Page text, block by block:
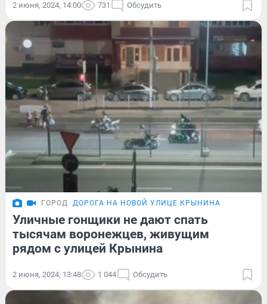
2 июня, 2024, 14:00 731 Обсудить
ГОРОД ДОРОГА НА НОВОЙ УЛИЦЕ КРЫНИНА
Уличные гонщики не дают спать
тысячам воронежцев, живущим
рядом с улицей Крынина
2 июня, 2024, 13:48 1 044 Обсудить